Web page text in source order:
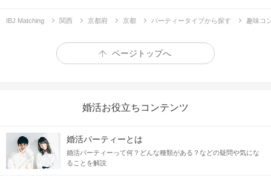
IBJ Matching 関西 京都府 京都 パーティータイプから探す 趣味コ
ページトップへ
婚活お役立ちコンテンツ
婚活パーティーとは
婚活パーティーって何？どんな種類がある？などの疑問や気にな
ることを解説